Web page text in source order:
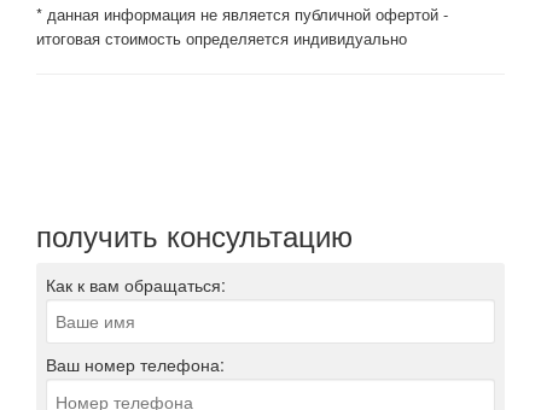
* данная информация не является публичной офертой -
итоговая стоимость определяется индивидуально
получить консультацию
Как к вам обращаться:
Ваш номер телефона: